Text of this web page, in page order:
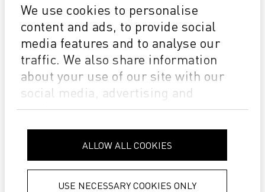
We use cookies to personalise
content and ads, to provide social
media features and to analyse our
traffic. We also share information
about your use of our site with our
social media, advertising and
analytics partners who may combine
it with other information that you’ve
provided to them or that they’ve
collected from your use of their
services.
ALLOW ALL COOKIES
USE NECESSARY COOKIES ONLY
Durst Relief - (Stampa a rilievo in bianco e a colori)
Durst P5 Double 4 (D4) - per una performance
superiore